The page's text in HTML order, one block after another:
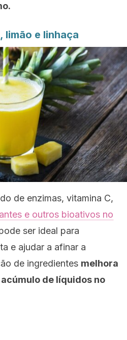
limão e linhaça
de enzimas, vitamina C,
e outros bioativos no
ser ideal para
e ajudar a afinar a
de ingredientes melhora
de líquidos no